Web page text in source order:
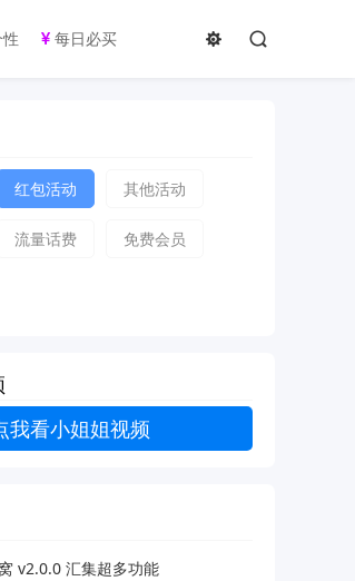
性 每日必买
红包活动 其他活动
流量话费 免费会员
我看小姐姐视频
v2.0.0 汇集超多功能